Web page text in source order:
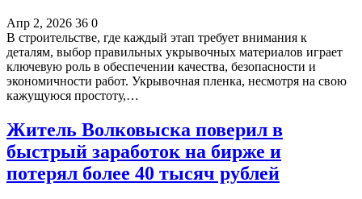
Апр 2, 2026 36 0
В строительстве, где каждый этап требует внимания к
деталям, выбор правильных укрывочных материалов играет
ключевую роль в обеспечении качества, безопасности и
экономичности работ. Укрывочная пленка, несмотря на свою
кажущуюся простоту,…
Житель Волковыска поверил в
быстрый заработок на бирже и
потерял более 40 тысяч рублей